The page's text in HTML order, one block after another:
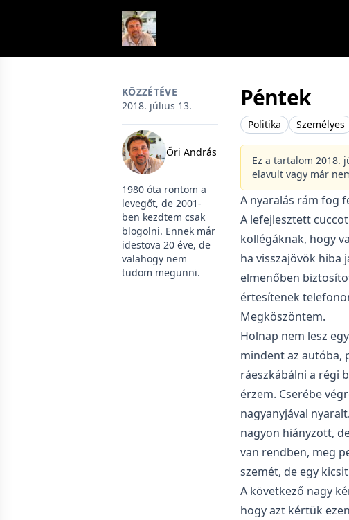
KÖZZÉTÉVE
2018. július 13.
Őri András
1980 óta rontom a
levegőt, de 2001-
ben kezdtem csak
blogolni. Ennek már
idestova 20 éve, de
valahogy nem
tudom megunni.
Péntek
Politika Személyes
Ez a tartalom 2018.
elavult vagy már
A nyaralás rám fog
A lefejlesztett
kollégáknak, hogy
ha visszajövök hiba
elmenőben
értesítenek
Megköszöntem.
Holnap nem lesz
mindent az autóba,
ráeszkábálni a régi
érzem. Cserébe
nagyanyjával
nagyon hiányzott,
van rendben, meg
szemét, de egy
A következő nagy
hogy azt kértük